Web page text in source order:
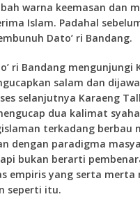
warna keemasan dan
Islam. Padahal
Dato’ ri Bandang.
ri Bandang mengunjungi
salam dan
selanjutnya Karaeng
dua kalimat
terkadang berbau
dengan paradigma
bukan berarti
empiris yang serta merta
seperti itu.